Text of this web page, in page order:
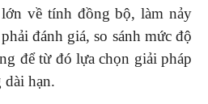
về tính đồng bộ, làm nảy
đánh giá, so sánh mức độ
để từ đó lựa chọn giải pháp
hạn.